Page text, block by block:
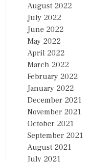
August 2022
July 2022
June 2022
May 2022
April 2022
March 2022
February 2022
January 2022
December 2021
November 2021
October 2021
September 2021
August 2021
July 2021